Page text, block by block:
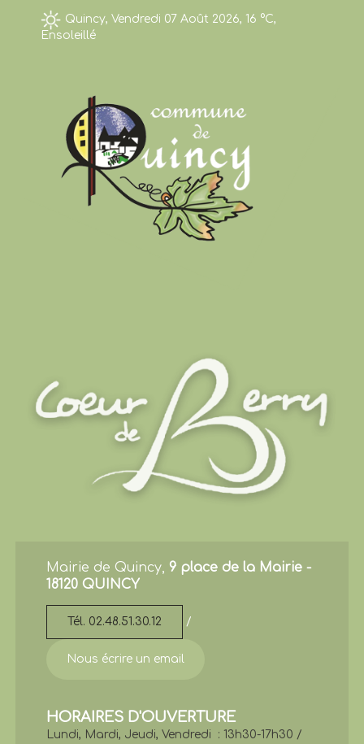
Quincy, Vendredi 07 Août 2026, 16 °C,
Ensoleillé
Mairie de Quincy, 9 place de la Mairie -
18120 QUINCY
Tél. 02.48.51.30.12 /
Nous écrire un email
HORAIRES D'OUVERTURE
Lundi, Mardi, Jeudi, Vendredi : 13h30-17h30 /